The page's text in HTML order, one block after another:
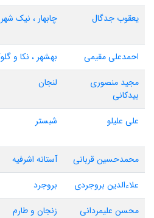
یعقوب جدگال
چابهار ، نیک
احمدعلی مقیمی
بهشهر ، نکا و
مجید منصوری
بیدکانی
لنجان
علی علیلو شبستر
محمدحسین قربانی
آستانه اشرفیه
علاءالدین بروجردی
بروجرد
محسن علیمردانی
زنجان و طارم